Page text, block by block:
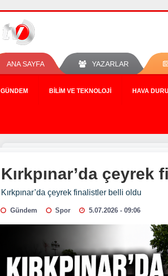
ANA SAYFA YAZARLAR
GÜNDEM BILIM VE TEKNOLOJI HAVA
Kırkpınar’da
Kırkpınar’da çeyrek finalistler belli oldu
Gündem Spor 5.07.2026 - 09:06